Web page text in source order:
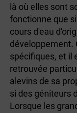
là où elles sont
fonctionne que
cours d'eau
développement.
spécifiques, et il
retrouvée
alevins de sa
si des géniteurs
Lorsque les